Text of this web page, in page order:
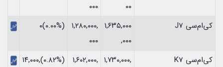
۰۰
۰۰۰
کی‌ام‌سی J7
۱,۶۳۵,۰۰۰
,۰۰۰
۱,۲۸۰,۰۰۰,
۰۰۰
(۰.۰۰%)۰
کی‌ام‌سی K7
۱,۷۳۰,۰۰۰, ۱,۶۰۲,۰۰۰,
(‎۰.۸۲%‏)‎۱۴,۰۰۰,